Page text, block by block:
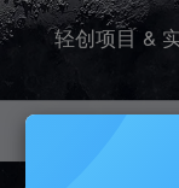
轻创项目 &